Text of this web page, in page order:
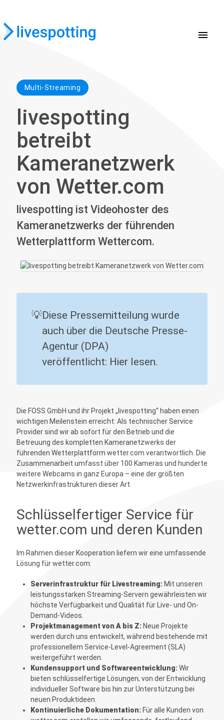
menu
Multi-Streaming
livespotting
betreibt
Kameranetzwerk
von Wetter.com
livespotting ist Videohoster des
Kameranetzwerks der führenden
Wetterplattform Wettercom.
💡Diese Pressemitteilung wurde
auch über die Deutsche Presse-
Agentur (DPA)
veröffentlicht: Hier lesen.
Die FOSS GmbH und ihr Projekt „livespotting“ haben einen
wichtigen Meilenstein erreicht: Als technischer Service
Provider sind wir ab sofort für den Betrieb und die
Betreuung des kompletten Kameranetzwerks der
führenden Wetterplattform wetter.com verantwortlich. Die
Zusammenarbeit umfasst über 100 Kameras und hunderte
weitere Webcams in ganz Europa – eine der größten
Netzwerkinfrastrukturen dieser Art.
Schlüsselfertiger Service für
wetter.com und deren Kunden
Im Rahmen dieser Kooperation liefern wir eine umfassende
Lösung für wetter.com:
Serverinfrastruktur für Livestreaming:Mit unseren
leistungsstarken Streaming-Servern gewährleisten wir
höchste Verfügbarkeit und Qualität für Live- und On-
Demand-Videos.
Projektmanagement von A bis Z:Neue Projekte
werden durch uns entwickelt, während bestehende mit
professionellem Service-Level-Agreement (SLA)
weitergeführt werden.
Kundensupport und Softwareentwicklung:Wir
bieten schlüsselfertige Lösungen, von der Entwicklung
individueller Software bis hin zur Unterstützung bei
neuen Produktideen.
Kontinuierliche Dokumentation:Für alle Kunden von